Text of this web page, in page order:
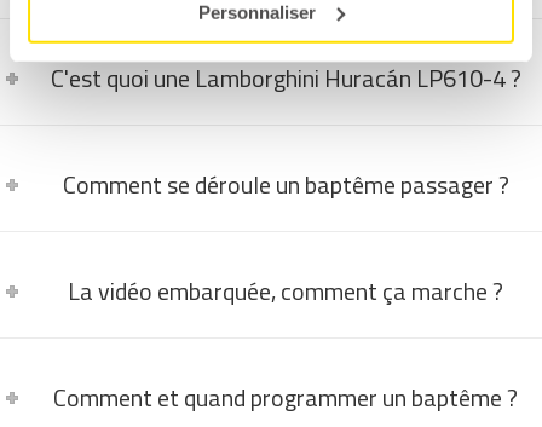
Personnaliser
C'est quoi une Lamborghini Huracán LP610-4 ?
Comment se déroule un baptême passager ?
La vidéo embarquée, comment ça marche ?
Comment et quand programmer un baptême ?